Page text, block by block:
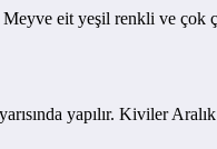
Meyve eit yeşil renkli ve
yapılır. Kiviler Aralık